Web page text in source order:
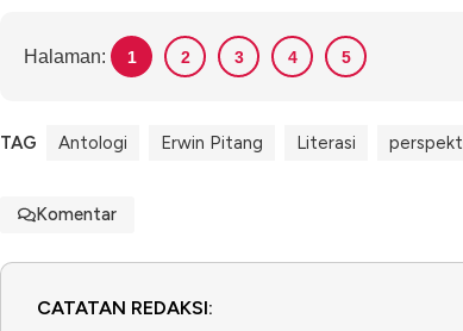
Halaman: 1 2 3 4 5
TAG Antologi Erwin Pitang Literasi
Komentar
CATATAN REDAKSI: